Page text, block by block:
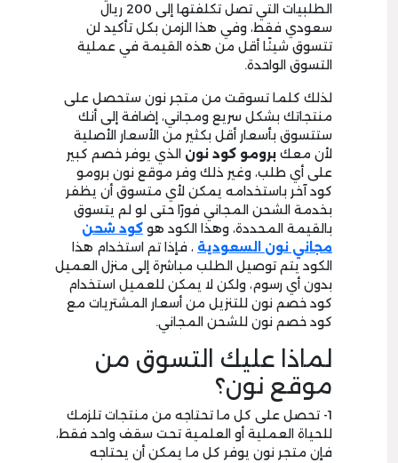
الطلبيات التي تصل تكلفتها إلى 200 ريال
سعودي فقط، وفي هذا الزمن بكل تأكيد لن
تتسوق شيئًا أقل من هذه القيمة في عملية
التسوق الواحدة.
لذلك كلما تسوقت من متجر نون ستحصل على
منتجاتك بشكل سريع ومجاني، إضافة إلى أنك
ستتسوق بأسعار أقل بكثير من الأسعار الأصلية
لأن معك برومو كود نون الذي يوفر خصم كبير
على أي طلب، وغير ذلك وفر موقع نون برومو
كود آخر باستخدامه يمكن لأي متسوق أن يظفر
بخدمة الشحن المجاني فورًا حتى لو لم يتسوق
بالقيمة المحددة، وهذا الكود هو كود شحن
مجاني نون السعودية ، فإذا تم استخدام هذا
الكود يتم توصيل الطلب مباشرة إلى منزل العميل
بدون أي رسوم، ولكن لا يمكن للعميل استخدام
كود خصم نون للتنزيل من أسعار المشتريات مع
كود خصم نون للشحن المجاني.
لماذا عليك التسوق من
موقع نون؟
1- تحصل على كل ما تحتاجه من منتجات تلزمك
للحياة العملية أو العلمية تحت سقف واحد فقط،
فإن متجر نون يوفر كل ما يمكن أن يحتاجه